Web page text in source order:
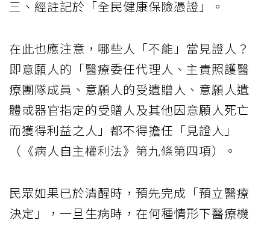
三、經註記於「全民健康保險憑證」。
在此也應注意，哪些人「不能」當見證人？
即意願人的「醫療委任代理人、主責照護醫
療團隊成員、意願人的受遺贈人、意願人遺
體或器官指定的受贈人及其他因意願人死亡
而獲得利益之人」都不得擔任「見證人」
（《病人自主權利法》第九條第四項）。
民眾如果已於清醒時，預先完成「預立醫療
決定」，一旦生病時，在何種情形下醫療機